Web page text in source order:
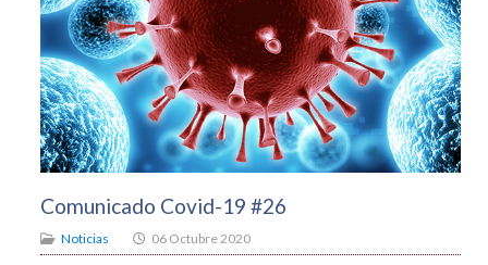
Comunicado Covid-19 #26
Noticias 06 Octubre 2020